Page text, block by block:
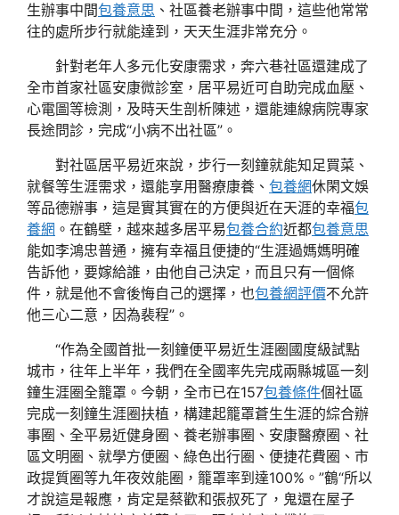
生辦事中間包養意思 、社區養老辦事中間，這些他常常
往的處所步行就能達到，天天生涯非常充分。
針對老年人多元化安康需求，奔六巷社區還建成了
全市首家社區安康微診室，居平易近可自助完成血壓、
心電圖等檢測，及時天生剖析陳述，還能連線病院專家
長途問診，完成“小病不出社區”。
對社區居平易近來說，步行一刻鐘就能知足買菜、
就餐等生涯需求，還能享用醫療康養、 包養網休閑文娛
等品德辦事，這是實其實在的方便與近在天涯的幸福包
養網 。在鶴壁，越來越多居平易包養合約近都包養意思
能如李鴻忠普通，擁有幸福且便捷的“生涯過媽媽明確
告訴他，要嫁給誰，由他自己決定，而且只有一個條
件，就是他不會後悔自己的選擇，也包養網評價不允許
他三心二意，因為裴程”。
“作為全國首批一刻鐘便平易近生涯圈國度級試點
城市，往年上半年，我們在全國率先完成兩縣城區一刻
鐘生涯圈全籠罩。今朝，全市已在157包養條件個社區
完成一刻鐘生涯圈扶植，構建起籠罩蒼生生涯的綜合辦
事圈、全平易近健身圈、養老辦事圈、安康醫療圈、社
區文明圈、就學方便圈、綠色出行圈、便捷花費圈、市
政提質圈等九年夜效能圈，籠罩率到達100%。”鶴“所以
才說這是報應，肯定是蔡歡和張叔死了，鬼還在屋子